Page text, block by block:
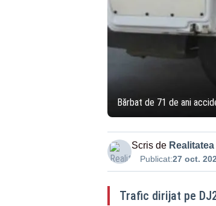
Bărbat de 71 de ani
Scris de
Publicat:27 oct.
Trafic dirijat pe